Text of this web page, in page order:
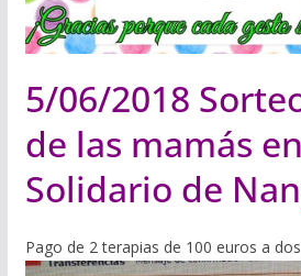
5/06/2018
de las mamás
Solidario de
Pago de 2 terapias de 100 euros a